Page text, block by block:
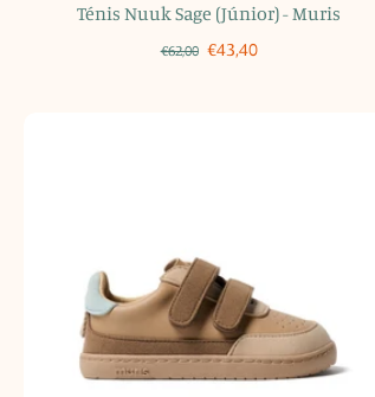
Ténis Nuuk Sage (Júnior) - Muris
€62,00 €43,40